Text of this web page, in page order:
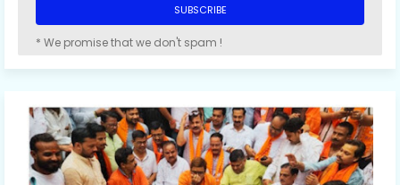
* We promise that we don't spam !